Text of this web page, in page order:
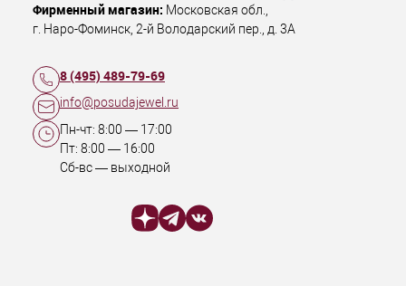
Фирменный магазин: Московская обл.,
г. Наро-Фоминск, 2-й Володарский пер., д. 3А
8 (495) 489-79-69
info@posudajewel.ru
Пн-чт: 8:00 — 17:00
Пт: 8:00 — 16:00
Сб-вс — выходной